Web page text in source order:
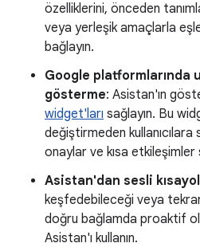
özelliklerini, önceden
veya yerleşik amaçlarla
bağlayın.
Google platformlarında
gösterme: Asistan'ın
widget'ları sağlayın. Bu
değiştirmeden kullanıcılara
onaylar ve kısa etkileşimler
Asistan'dan sesli
keşfedebileceği veya
doğru bağlamda proaktif
Asistan'ı kullanın.